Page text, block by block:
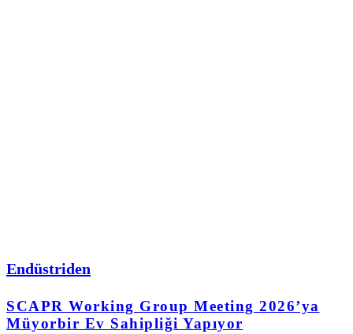
Endüstriden
SCAPR Working Group Meeting 2026’ya
Müyorbir Ev Sahipliği Yapıyor